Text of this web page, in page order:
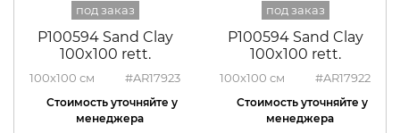
P100594 Sand Clay
100x100 rett.
100x100 #AR17923
P100594 Sand Clay
100x100 rett.
100x100 #AR17922